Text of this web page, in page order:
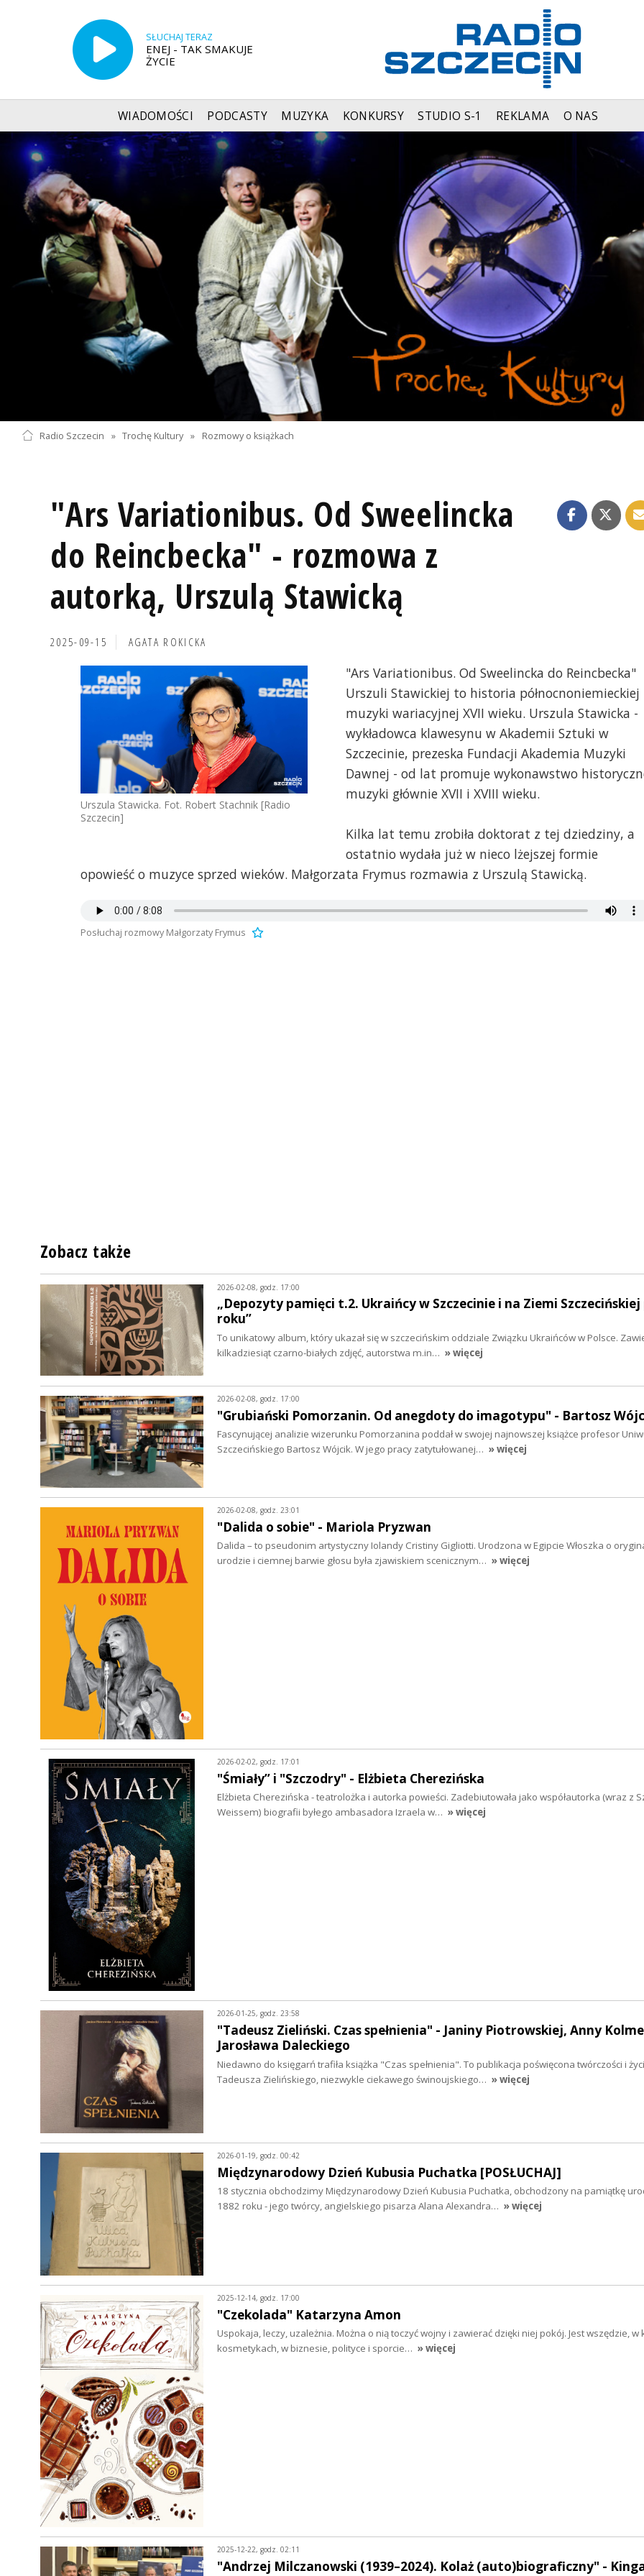
SŁUCHAJ TERAZ
ENEJ - TAK SMAKUJE
ŻYCIE
WIADOMOŚCI PODCASTY MUZYKA KONKURSY STUDIO S-1 REKLAMA O NAS
Radio Szczecin » Trochę Kultury » Rozmowy o książkach
"Ars Variationibus. Od Sweelincka
do Reincbecka" - rozmowa z
autorką, Urszulą Stawicką
2025-09-15 AGATA ROKICKA
Urszula Stawicka. Fot. Robert Stachnik [Radio
Szczecin]
"Ars Variationibus. Od Sweelincka do Reincbecka"
Urszuli Stawickiej to historia północnoniemieckiej
muzyki wariacyjnej XVII wieku. Urszula Stawicka -
wykładowca klawesynu w Akademii Sztuki w
Szczecinie, prezeska Fundacji Akademia Muzyki
Dawnej - od lat promuje wykonawstwo
muzyki głównie XVII i XVIII wieku.
Kilka lat temu zrobiła doktorat z tej dziedziny, a
ostatnio wydała już w nieco lżejszej formie
opowieść o muzyce sprzed wieków. Małgorzata Frymus rozmawia z Urszulą Stawicką.
Posłuchaj rozmowy Małgorzaty Frymus
Zobacz także
2026-02-08, godz. 17:00
„Depozyty pamięci t.2. Ukraińcy w Szczecinie i na Ziemi Szczecińskiej
roku”
To unikatowy album, który ukazał się w szczecińskim oddziale Związku Ukraińców w Polsce.
kilkadziesiąt czarno-białych zdjęć, autorstwa m.in… » więcej
2026-02-08, godz. 17:00
"Grubiański Pomorzanin. Od anegdoty do imagotypu" - Bartosz
Fascynującej analizie wizerunku Pomorzanina poddał w swojej najnowszej książce profesor
Szczecińskiego Bartosz Wójcik. W jego pracy zatytułowanej… » więcej
2026-02-08, godz. 23:01
"Dalida o sobie" - Mariola Pryzwan
Dalida – to pseudonim artystyczny Iolandy Cristiny Gigliotti. Urodzona w Egipcie Włoszka o
urodzie i ciemnej barwie głosu była zjawiskiem scenicznym… » więcej
2026-02-02, godz. 17:01
"Śmiały” i "Szczodry" - Elżbieta Cherezińska
Elżbieta Cherezińska - teatrolożka i autorka powieści. Zadebiutowała jako współautorka (wraz z
Weissem) biografii byłego ambasadora Izraela w… » więcej
2026-01-25, godz. 23:58
"Tadeusz Zieliński. Czas spełnienia" - Janiny Piotrowskiej, Anny
Jarosława Daleckiego
Niedawno do księgarń trafiła książka "Czas spełnienia". To publikacja poświęcona twórczości i
Tadeusza Zielińskiego, niezwykle ciekawego świnoujskiego… » więcej
2026-01-19, godz. 00:42
Międzynarodowy Dzień Kubusia Puchatka [POSŁUCHAJ]
18 stycznia obchodzimy Międzynarodowy Dzień Kubusia Puchatka, obchodzony na pamiątkę
1882 roku - jego twórcy, angielskiego pisarza Alana Alexandra… » więcej
2025-12-14, godz. 17:00
"Czekolada" Katarzyna Amon
Uspokaja, leczy, uzależnia. Można o nią toczyć wojny i zawierać dzięki niej pokój. Jest wszędzie, w
kosmetykach, w biznesie, polityce i sporcie… » więcej
2025-12-22, godz. 02:11
"Andrzej Milczanowski (1939–2024). Kolaż (auto)biograficzny" -